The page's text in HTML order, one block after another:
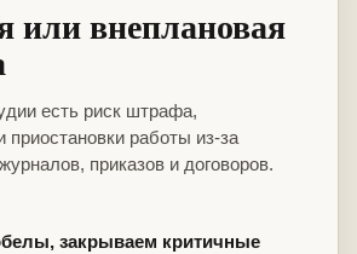
или внеплановая
есть риск штрафа,
приостановки работы из-за
приказов и договоров.
закрываем критичные